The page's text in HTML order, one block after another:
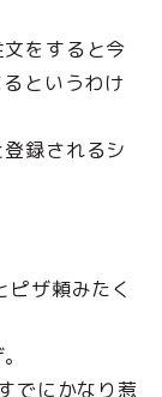
をすると今
というわけ
録されるシ
ザ頼みたく
でにかなり惹